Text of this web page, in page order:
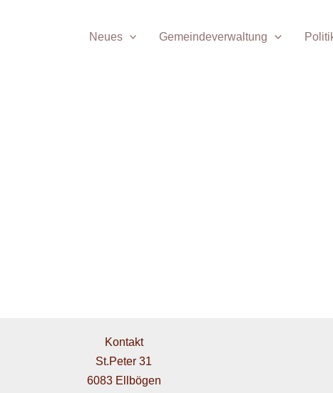
Neues Gemeindeverwaltung
Kontakt
St.Peter 31
6083 Ellbögen